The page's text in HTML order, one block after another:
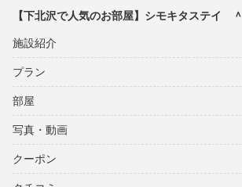
【下北沢で人気のお部屋】シモキタステイ ＾
施設紹介
プラン
部屋
写真・動画
クーポン